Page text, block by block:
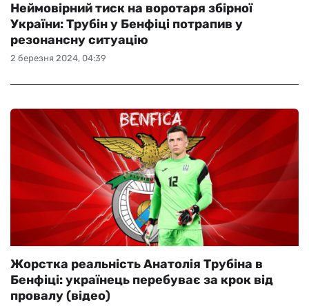
2 березня 2024, 04:39
Неймовірний тиск на воротаря збірної
України: Трубін у Бенфіці потрапив у
резонансну ситуацію
Жорстка реальність Анатолія Трубіна в
Бенфіці: українець перебуває за крок від
провалу (відео)